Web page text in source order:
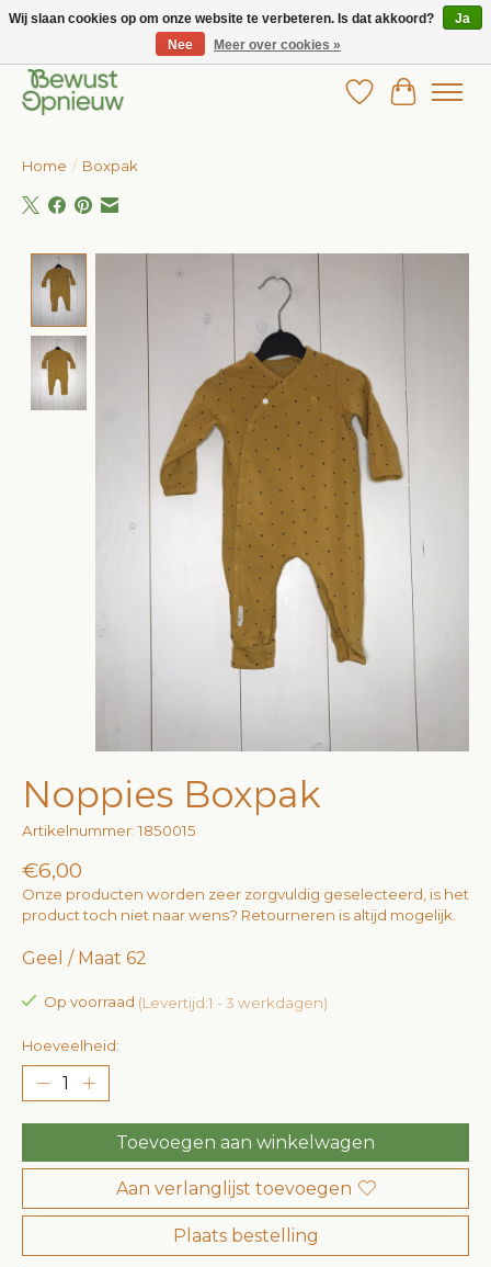
Wij bieden het grootste aanbod in betaalbare kinderkleding!
Verlanglijst
Home / Boxpak
Noppies Boxpak
Artikelnummer: 1850015
€6,00
Onze producten worden zeer zorgvuldig geselecteerd, is het
product toch niet naar wens? Retourneren is altijd mogelijk.
Geel / Maat 62
Op voorraad (Levertijd:1 - 3 werkdagen)
Hoeveelheid:
Toevoegen aan winkelwagen
Aan verlanglijst toevoegen
Plaats bestelling
Wij slaan cookies op om onze website te verbeteren. Is dat akkoord?
Ja
Nee
Meer over cookies »